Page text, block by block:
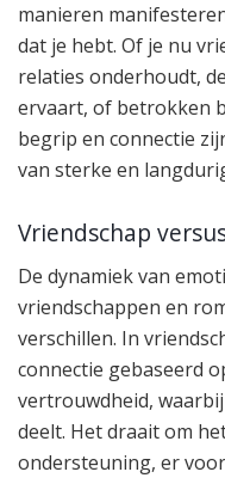
manieren
dat je hebt. Of je nu
relaties onderhoudt,
ervaart, of betrokken
begrip en connectie
van sterke en
Vriendschap
De dynamiek van
vriendschappen en
verschillen. In
connectie gebaseerd
vertrouwdheid,
deelt. Het draait om
ondersteuning, er